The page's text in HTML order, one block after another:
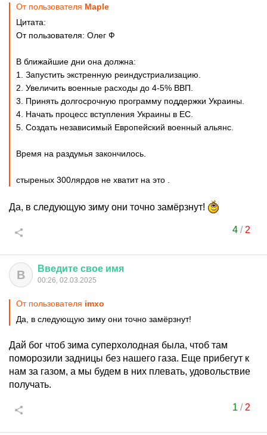
От пользователя Maple
Цитата:
От пользователя: Олег Ф
В ближайшие дни она должна:
1. Запустить экстренную реиндустриализацию.
2. Увеличить военные расходы до 4-5% ВВП.
3. Принять долгосрочную программу поддержки Украины.
4. Начать процесс вступления Украины в ЕС.
5. Создать независимый Европейский военный альянс.
Время на раздумья закончилось.
стыреных 300лярдов не хватит на это .
Да, в следующую зиму они точно замёрзнут!
4/ 2
В Введите свое имя
00:26, 02.03.2025
От пользователя imxo
Да, в следующую зиму они точно замёрзнут!
Дай бог чтоб зима суперхолодная была, чтоб там
поморозили задницы без нашего газа. Еще прибегут к
нам за газом, а мы будем в них плевать, удовольствие
получать.
1 / 2